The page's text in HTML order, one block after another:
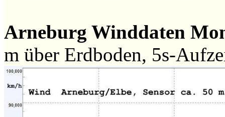
Arneburg Winddaten
m über Erdboden, 5s-